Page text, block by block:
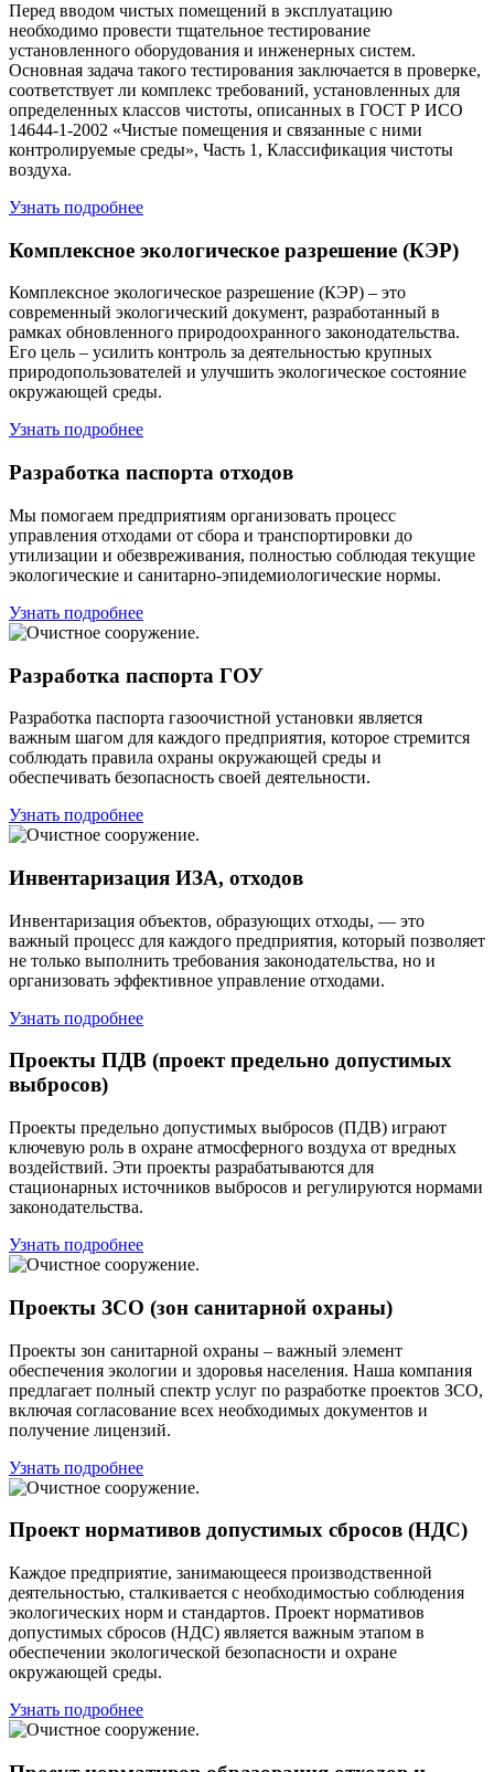
Перед вводом чистых помещений в эксплуатацию
необходимо провести тщательное тестирование
установленного оборудования и инженерных систем.
Основная задача такого тестирования заключается в проверке,
соответствует ли комплекс требований, установленных для
определенных классов чистоты, описанных в ГОСТ Р ИСО
14644-1-2002 «Чистые помещения и связанные с ними
контролируемые среды», Часть 1, Классификация чистоты
воздуха.
Узнать подробнее
Комплексное экологическое разрешение (КЭР)
Комплексное экологическое разрешение (КЭР) – это
современный экологический документ, разработанный в
рамках обновленного природоохранного законодательства.
Его цель – усилить контроль за деятельностью крупных
природопользователей и улучшить экологическое состояние
окружающей среды.
Узнать подробнее
Разработка паспорта отходов
Мы помогаем предприятиям организовать процесс
управления отходами от сбора и транспортировки до
утилизации и обезвреживания, полностью соблюдая текущие
экологические и санитарно-эпидемиологические нормы.
Узнать подробнее
Разработка паспорта ГОУ
Разработка паспорта газоочистной установки является
важным шагом для каждого предприятия, которое стремится
соблюдать правила охраны окружающей среды и
обеспечивать безопасность своей деятельности.
Узнать подробнее
Инвентаризация ИЗА, отходов
Инвентаризация объектов, образующих отходы, — это
важный процесс для каждого предприятия, который позволяет
не только выполнить требования законодательства, но и
организовать эффективное управление отходами.
Узнать подробнее
Проекты ПДВ (проект предельно допустимых
выбросов)
Проекты предельно допустимых выбросов (ПДВ) играют
ключевую роль в охране атмосферного воздуха от вредных
воздействий. Эти проекты разрабатываются для
стационарных источников выбросов и регулируются нормами
законодательства.
Узнать подробнее
Проекты ЗСО (зон санитарной охраны)
Проекты зон санитарной охраны – важный элемент
обеспечения экологии и здоровья населения. Наша компания
предлагает полный спектр услуг по разработке проектов ЗСО,
включая согласование всех необходимых документов и
получение лицензий.
Узнать подробнее
Проект нормативов допустимых сбросов (НДС)
Каждое предприятие, занимающееся производственной
деятельностью, сталкивается с необходимостью соблюдения
экологических норм и стандартов. Проект нормативов
допустимых сбросов (НДС) является важным этапом в
обеспечении экологической безопасности и охране
окружающей среды.
Узнать подробнее